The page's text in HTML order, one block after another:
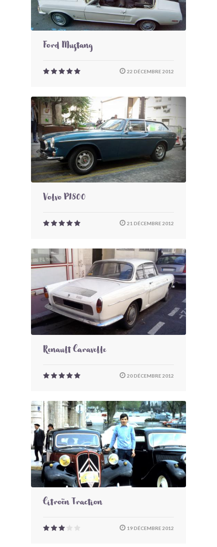
Ford Mustang
22 DÉCEMBRE 2012
Volvo P1800
21 DÉCEMBRE 2012
Renault Caravelle
20 DÉCEMBRE 2012
Citroën Traction
19 DÉCEMBRE 2012